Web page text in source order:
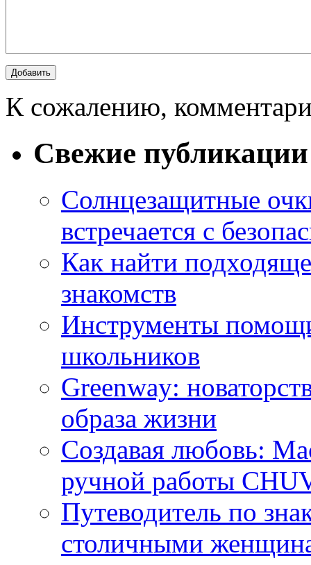
К сожалению,
Свежие публикации
Солнцезащитные
встречается с
Как найти
знакомств
Инструменты
школьников
Greenway:
образа жизни
Создавая любовь:
ручной работы
Путеводитель по
столичными